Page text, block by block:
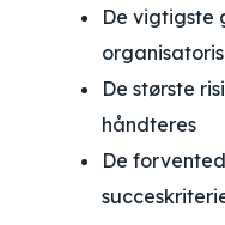
De vigtigste
De største
håndteres
De